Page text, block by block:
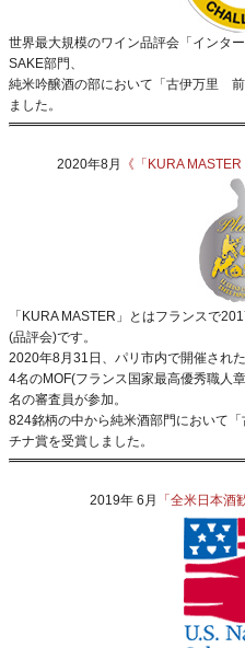
世界最大規模のワイン品評会「インタ
SAKE部門、
純米吟醸酒の部において「古伊万里
ました。
2020年8月 《「KURA
「KURA MASTER」とはフランスで
(品評会)です。
2020年8月31日、パリ市内で開催され
4名のMOF(フランス国家最高優秀職人
名の審査員が参加。
824銘柄の中から純米酒部門において
チナ賞を受賞しました。
2019年 6月 「全米日本酒